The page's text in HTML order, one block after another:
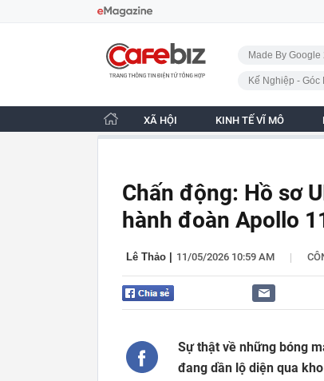
CafeBiz - Trang chủ
Made By Google
Kế Nghiệp - Góc
XÃ HỘI KINH TẾ VĨ MÔ
Chấn động: Hồ sơ
hành đoàn Apollo
Lê Thảo 11/05/2026 10:59 AM |
Sự thật về những bóng
đang dần lộ diện qua